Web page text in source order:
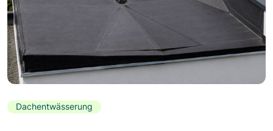
Dachentwässerung